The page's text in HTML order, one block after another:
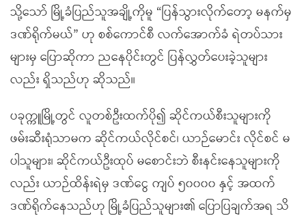
သို့သော် မြို့ခံပြည်သူအချို့ကိုမူ “ပြန်သွားလိုက်တော့ မနက်မှ
ဒဏ်ရိုက်မယ်” ဟု စစ်ကောင်စီ လက်အောက်ခံ ရဲတပ်သား
များမှ ပြောဆိုကာ ညနေပိုင်းတွင် ပြန်လွှတ်ပေးခဲ့သူများ
လည်း ရှိသည်ဟု ဆိုသည်။
ပခုက္ကူမြို့တွင် လူတစ်ဦးထက်ပို၍ ဆိုင်ကယ်စီးသူများကို
ဖမ်းဆီးရုံသာမက ဆိုင်ကယ်လိုင်စင်၊ ယာဉ်မောင်း လိုင်စင် မ
ပါသူများ၊ ဆိုင်ကယ်ဦးထုပ် မစောင်းဘဲ စီးနင်းနေသူများကို
လည်း ယာဉ်ထိန်းရဲမှ ဒဏ်ငွေ ကျပ် ၅၀၀၀၀ နှင့် အထက်
ဒဏ်ရိုက်နေသည်ဟု မြို့ခံပြည်သူများ၏ ပြောပြချက်အရ သိ